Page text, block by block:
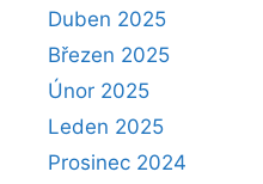
Duben 2025
Březen 2025
Únor 2025
Leden 2025
Prosinec 2024